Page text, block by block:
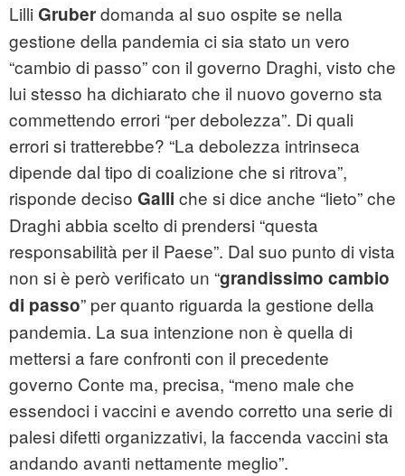
Lilli Gruberdomanda al suo ospite se nella
gestione della pandemia ci sia stato un vero
“cambio di passo” con il governo Draghi, visto che
lui stesso ha dichiarato che il nuovo governo sta
commettendo errori “per debolezza”. Di quali
errori si tratterebbe? “La debolezza intrinseca
dipende dal tipo di coalizione che si ritrova”,
risponde deciso Galli che si dice anche “lieto” che
Draghi abbia scelto di prendersi “questa
responsabilità per il Paese”. Dal suo punto di vista
non si è però verificato un “grandissimo cambio
di passo” per quanto riguarda la gestione della
pandemia. La sua intenzione non è quella di
mettersi a fare confronti con il precedente
governo Conte ma, precisa, “meno male che
essendoci i vaccini e avendo corretto una serie di
palesi difetti organizzativi, la faccenda vaccini sta
andando avanti nettamente meglio”.